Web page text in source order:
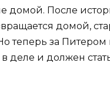
домой. После
домой,
теперь за
деле и должен